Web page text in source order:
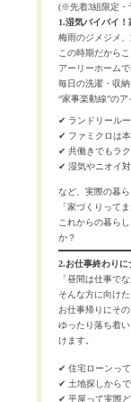
(※先着3組限定・
1.湿気バイバイ！
梅雨のジメジメ
この時期だから
アーリーホームで
毎日の洗濯・収
“家事楽動線”の
✔ ランドリール
✔ ファミクロは
✔ 共働きでもラ
✔ 湿気やニオイ
など、実際の暮
「家づくりって
これからの暮ら
か？
2.お仕事終わりに
「昼間は仕事で
そんな方に向け
お仕事帰りにその
ゆったり落ち着
けます。
✔ 住宅ローンっ
✔ 土地探しから
✔ 平屋って実際ど